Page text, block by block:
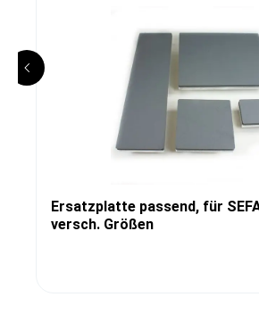
Ersatzplatte passend, für
versch. Größen